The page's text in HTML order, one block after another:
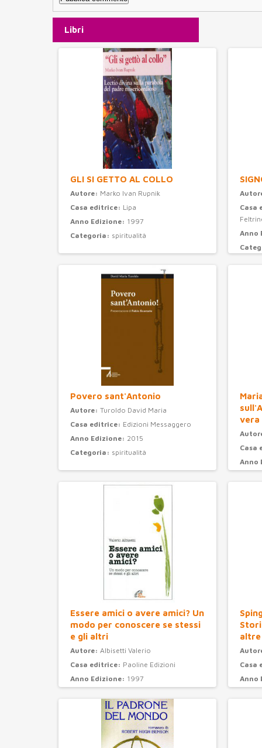
Libri
GLI SI GETTO AL COLLO
Autore: Marko Ivan Rupnik
Casa editrice: Lipa
Anno Edizione: 1997
Categoria: spiritualità
Casa
Anno
Povero sant'Antonio
Autore: Turoldo David Maria
Casa editrice: Edizioni Messaggero
Anno Edizione: 2015
Categoria: spiritualità
vera
Casa
Anno
Essere amici o avere amici? Un
modo per conoscere se stessi
e gli altri
Autore: Albisetti Valerio
Casa editrice: Paoline Edizioni
Anno Edizione: 1997
Casa
Anno